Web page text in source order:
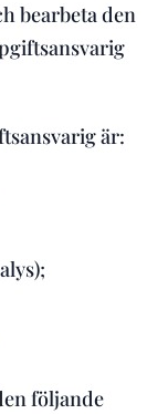
bearbeta den
är:
följande